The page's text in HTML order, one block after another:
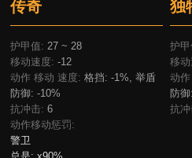
传奇
护甲值: 27 ~ 28
移动速度: -12
动作 移动 速度: 格挡: -1%, 举盾
防御: -10%
抗冲击: 6
动作移动惩罚:
警卫
独
护
移
动
防
抗